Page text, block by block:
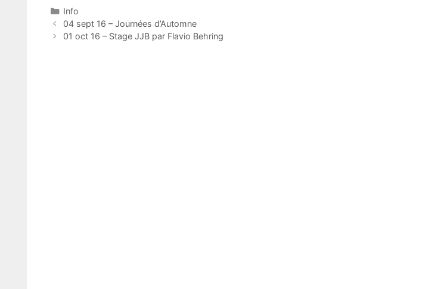
Catégories
Info
Navigation
des
04 sept 16 – Journées d’Automne
01 oct 16 – Stage JJB par Flavio Behring